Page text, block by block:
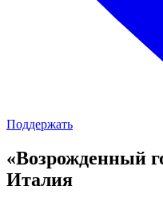
Поддержать
«Возрожденный
Италия